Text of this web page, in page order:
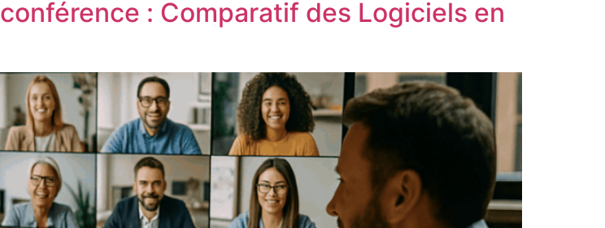
: Comparatif des Logiciels en